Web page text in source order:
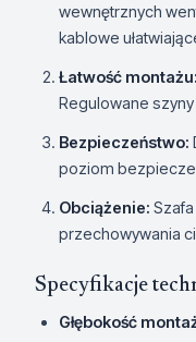
wewnętrznych
kablowe
Łatwość montażu:
Regulowane
Bezpieczeństwo:
poziom
Obciążenie:
przechowywania
Specyfikacje
Głębokość